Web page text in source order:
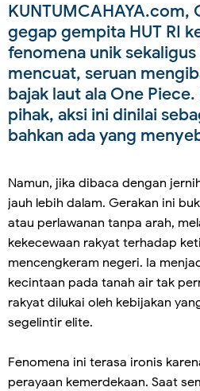
KUNTUMCAHAYA.com,
gegap gempita HUT RI
fenomena unik
mencuat, seruan
bajak laut ala One
pihak, aksi ini dinilai
bahkan ada yang
Namun, jika dibaca dengan
jauh lebih dalam. Gerakan ini
atau perlawanan tanpa arah,
kekecewaan rakyat terhadap
mencengkeram negeri. Ia
kecintaan pada tanah air tak
rakyat dilukai oleh kebijakan
segelintir elite.
Fenomena ini terasa ironis
perayaan kemerdekaan. Saat